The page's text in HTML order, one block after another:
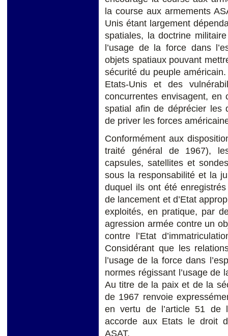
la course aux armements
Unis étant largement
spatiales, la doctrine
l’usage de la force dans
objets spatiaux pouvant
sécurité du peuple
Etats-Unis et des
concurrentes envisagent, en
spatial afin de déprécier les
de priver les forces
Conformément aux
traité général de 1967),
capsules, satellites et
sous la responsabilité et la
duquel ils ont été
de lancement et d’Etat
exploités, en pratique, par
agression armée contre un
contre l’Etat
Considérant que les
l’usage de la force dans
normes régissant l’usage de
Au titre de la paix et de la
de 1967 renvoie
en vertu de l’article 51 de
accorde aux Etats le droit
ASAT.